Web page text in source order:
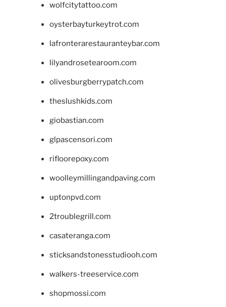
wolfcitytattoo.com
oysterbayturkeytrot.com
lafronterarestauranteybar.com
lilyandrosetearoom.com
olivesburgberrypatch.com
theslushkids.com
giobastian.com
glpascensori.com
rifloorepoxy.com
woolleymillingandpaving.com
uptonpvd.com
2troublegrill.com
casateranga.com
sticksandstonesstudiooh.com
walkers-treeservice.com
shopmossi.com